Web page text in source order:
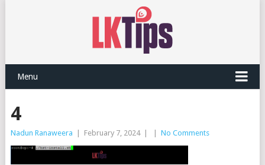
Menu
4
Nadun Ranaweera February 7, 2024 No Comments